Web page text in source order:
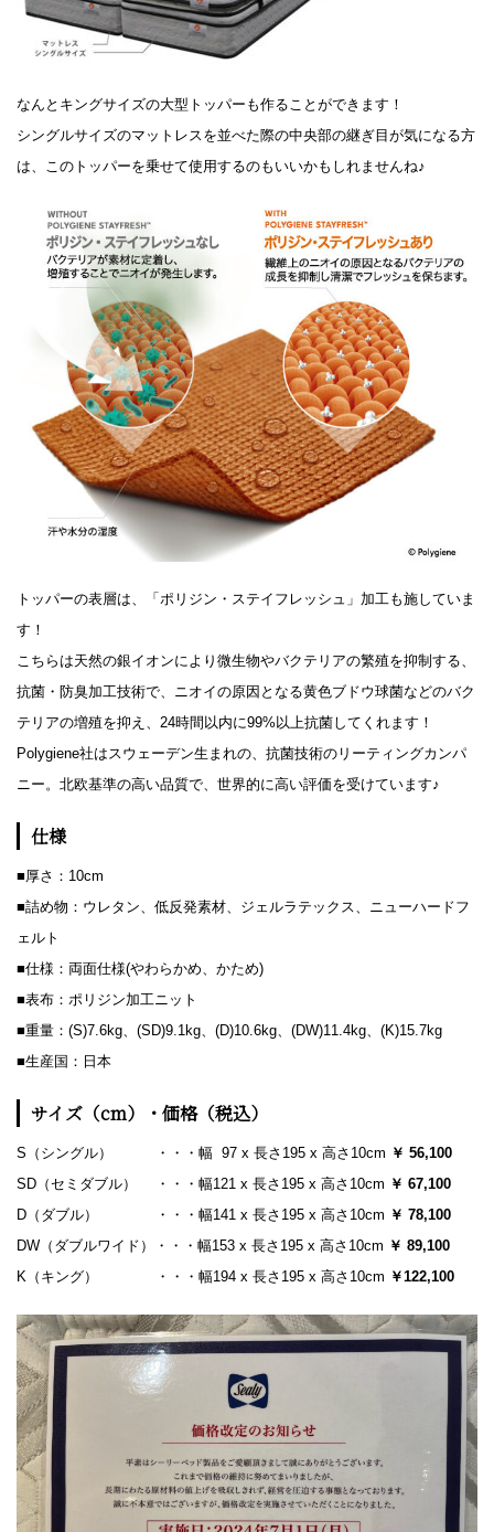
なんとキングサイズの大型トッパーも作ることができます！
シングルサイズのマットレスを並べた際の中央部の継ぎ目が気になる方
は、このトッパーを乗せて使用するのもいいかもしれませんね♪
トッパーの表層は、「ポリジン・ステイフレッシュ」加工も施していま
す！
こちらは天然の銀イオンにより微生物やバクテリアの繁殖を抑制する、
抗菌・防臭加工技術で、ニオイの原因となる黄色ブドウ球菌などのバク
テリアの増殖を抑え、24時間以内に99%以上抗菌してくれます！
Polygiene社はスウェーデン生まれの、抗菌技術のリーティングカンパ
ニー。北欧基準の高い品質で、世界的に高い評価を受けています♪
仕様
■厚さ：10cm
■詰め物：ウレタン、低反発素材、ジェルラテックス、ニューハードフ
ェルト
■仕様：両面仕様(やわらかめ、かため)
■表布：ポリジン加工ニット
■重量：(S)7.6kg、(SD)9.1kg、(D)10.6kg、(DW)11.4kg、(K)15.7kg
■生産国：日本
サイズ（cm）・価格（税込）
S（シングル） ・・・幅 97 x 長さ195 x 高さ10cm ￥ 56,100
SD（セミダブル） ・・・幅121 x 長さ195 x 高さ10cm ￥ 67,100
D（ダブル） ・・・幅141 x 長さ195 x 高さ10cm ￥ 78,100
DW（ダブルワイド）・・・幅153 x 長さ195 x 高さ10cm ￥ 89,100
K（キング） ・・・幅194 x 長さ195 x 高さ10cm ￥122,100